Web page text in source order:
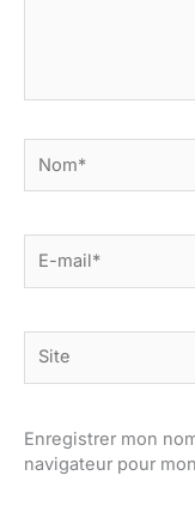
mail*
Enregistrer mon
navigateur pour